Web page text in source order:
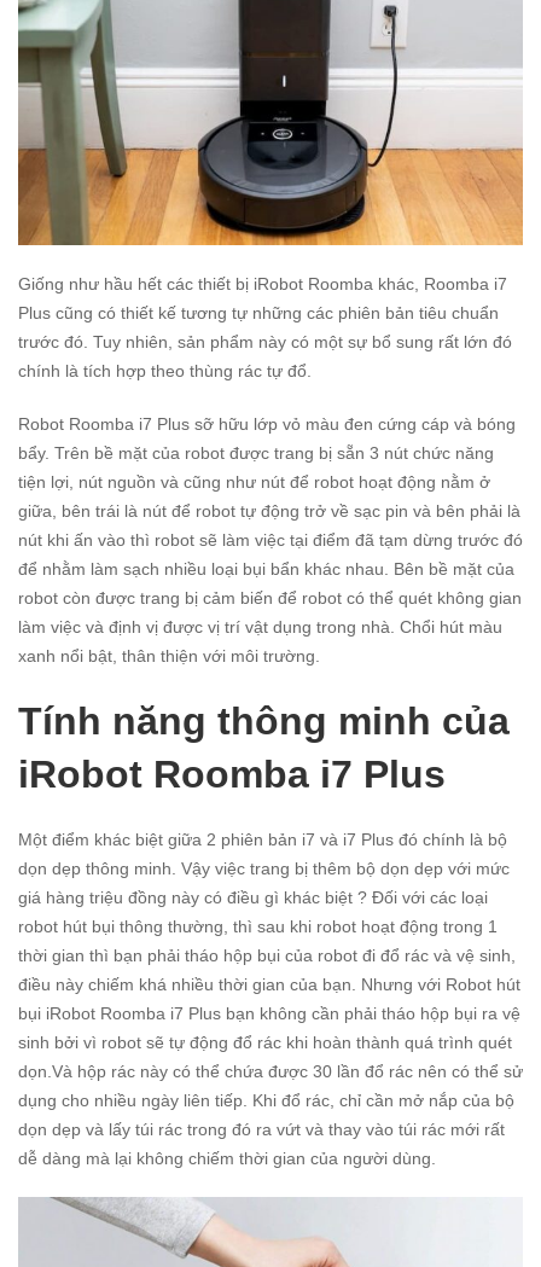
Giống như hầu hết các thiết bị iRobot Roomba khác, Roomba i7
Plus cũng có thiết kế tương tự những các phiên bản tiêu chuẩn
trước đó. Tuy nhiên, sản phẩm này có một sự bổ sung rất lớn đó
chính là tích hợp theo thùng rác tự đổ.
Robot Roomba i7 Plus sỡ hữu lớp vỏ màu đen cứng cáp và bóng
bẩy. Trên bề mặt của robot được trang bị sẵn 3 nút chức năng
tiện lợi, nút nguồn và cũng như nút để robot hoạt động nằm ở
giữa, bên trái là nút để robot tự động trở về sạc pin và bên phải là
nút khi ấn vào thì robot sẽ làm việc tại điểm đã tạm dừng trước đó
để nhằm làm sạch nhiều loại bụi bẩn khác nhau. Bên bề mặt của
robot còn được trang bị cảm biến để robot có thể quét không gian
làm việc và định vị được vị trí vật dụng trong nhà. Chổi hút màu
xanh nổi bật, thân thiện với môi trường.
Tính năng thông minh của
iRobot Roomba i7 Plus
Một điểm khác biệt giữa 2 phiên bản i7 và i7 Plus đó chính là bộ
dọn dẹp thông minh. Vậy việc trang bị thêm bộ dọn dẹp với mức
giá hàng triệu đồng này có điều gì khác biệt ? Đối với các loại
robot hút bụi thông thường, thì sau khi robot hoạt động trong 1
thời gian thì bạn phải tháo hộp bụi của robot đi đổ rác và vệ sinh,
điều này chiếm khá nhiều thời gian của bạn. Nhưng với Robot hút
bụi iRobot Roomba i7 Plus bạn không cần phải tháo hộp bụi ra vệ
sinh bởi vì robot sẽ tự động đổ rác khi hoàn thành quá trình quét
dọn.Và hộp rác này có thể chứa được 30 lần đổ rác nên có thể sử
dụng cho nhiều ngày liên tiếp. Khi đổ rác, chỉ cần mở nắp của bộ
dọn dẹp và lấy túi rác trong đó ra vứt và thay vào túi rác mới rất
dễ dàng mà lại không chiếm thời gian của người dùng.